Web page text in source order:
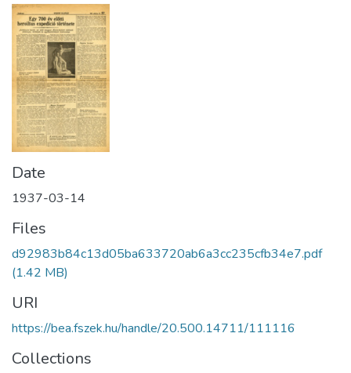
Date
1937-03-14
Files
d92983b84c13d05ba633720ab6a3cc235cfb34e7.pdf
(1.42 MB)
URI
https://bea.fszek.hu/handle/20.500.14711/111116
Collections